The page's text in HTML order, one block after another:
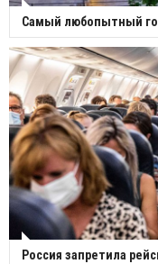
Самый любопытный
Россия запретила